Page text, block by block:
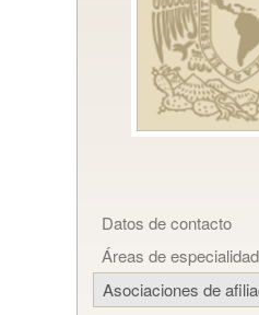
Datos de contacto
Áreas de
Asociaciones de